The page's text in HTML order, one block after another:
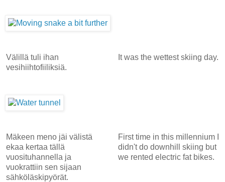
Välillä tuli ihan
vesihiihtofiiliksiä.
It was the wettest skiing day.
Mäkeen meno jäi välistä
ekaa kertaa tällä
vuosituhannella ja
vuokrattiin sen sijaan
sähköläskipyörät.
First time in this millennium I
didn't do downhill skiing but
we rented electric fat bikes.